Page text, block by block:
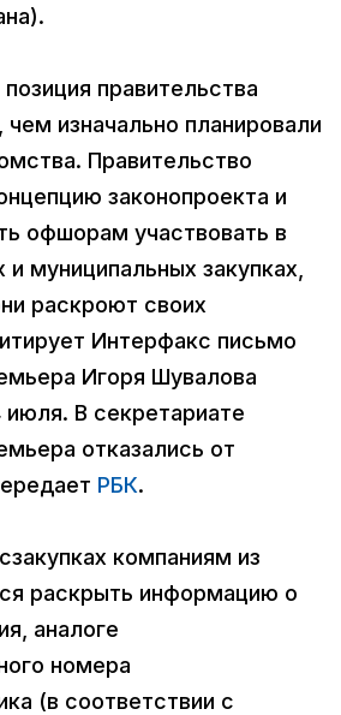
правительства
чем изначально планировали
Правительство
законопроекта и
офшорам участвовать в
и муниципальных закупках,
раскроют своих
Интерфакс письмо
Игоря Шувалова
июля. В секретариате
отказались от
РБК.
компаниям из
раскрыть информацию о
аналоге
номера
(в соответствии с